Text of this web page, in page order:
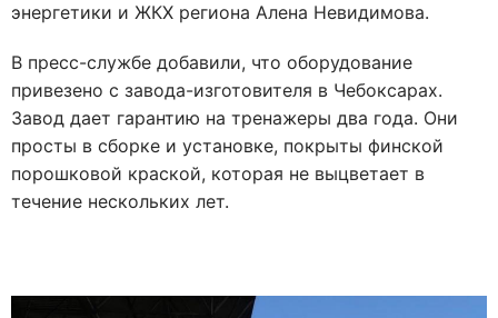
энергетики и ЖКХ региона Алена Невидимова.
В пресс-службе добавили, что оборудование
привезено с завода-изготовителя в Чебоксарах.
Завод дает гарантию на тренажеры два года. Они
просты в сборке и установке, покрыты финской
порошковой краской, которая не выцветает в
течение нескольких лет.